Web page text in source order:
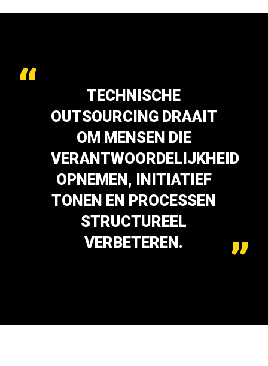
TECHNISCHE
OUTSOURCING DRAAIT
OM MENSEN DIE
VERANTWOORDELIJKHEID
OPNEMEN, INITIATIEF
TONEN EN PROCESSEN
STRUCTUREEL
VERBETEREN.